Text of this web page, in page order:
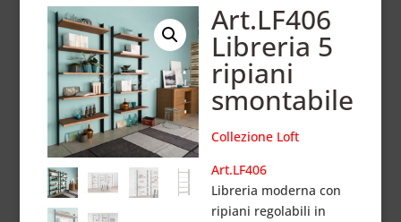
Art.LF406
Libreria 5
ripiani
smontabile
Collezione Loft
Art.LF406
Libreria moderna con
ripiani regolabili in